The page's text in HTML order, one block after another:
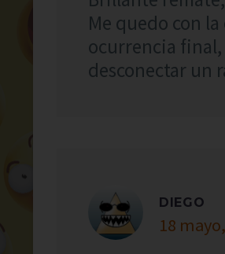
Me quedo con
ocurrencia
desconectar un
DIEGO
18